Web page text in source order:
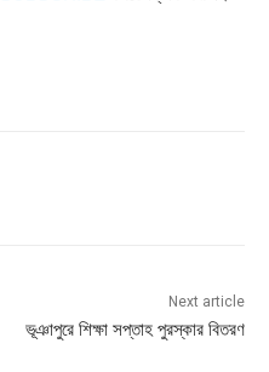
Next article
ভূঞাপুরে শিক্ষা সপ্তাহ পুরস্কার বিতরণ